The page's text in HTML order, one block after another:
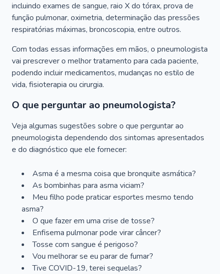
incluindo exames de sangue, raio X do tórax, prova de
função pulmonar, oximetria, determinação das pressões
respiratórias máximas, broncoscopia, entre outros.
Com todas essas informações em mãos, o pneumologista
vai prescrever o melhor tratamento para cada paciente,
podendo incluir medicamentos, mudanças no estilo de
vida, fisioterapia ou cirurgia.
O que perguntar ao pneumologista?
Veja algumas sugestões sobre o que perguntar ao
pneumologista dependendo dos sintomas apresentados
e do diagnóstico que ele fornecer:
Asma é a mesma coisa que bronquite asmática?
As bombinhas para asma viciam?
Meu filho pode praticar esportes mesmo tendo
asma?
O que fazer em uma crise de tosse?
Enfisema pulmonar pode virar câncer?
Tosse com sangue é perigoso?
Vou melhorar se eu parar de fumar?
Tive COVID-19, terei sequelas?